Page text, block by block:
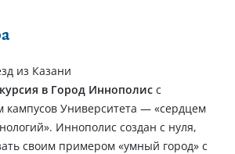
из Казани
в Город Иннополисс
кампусов Университета — «сердцем
Иннополис создан с нуля,
своим примером «умный город» с